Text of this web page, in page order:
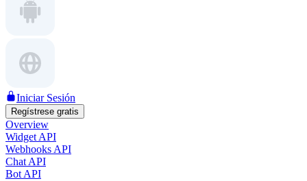
Iniciar Sesión
Regístrese gratis
Overview
Widget API
Webhooks API
Chat API
Bot API